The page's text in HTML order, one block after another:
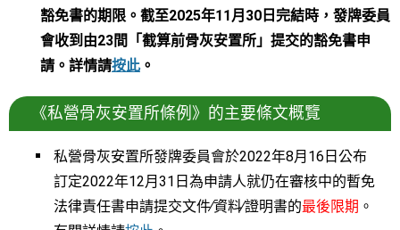
其他多媒體資訊
私營骨灰安置所事務
辦事處
查詢、建議或投訴
申請通告及申請摘
要
記冊
進行「訂明骨灰處
置程序」的指引
豁免書的期限。截至2025年11月30日完結時，發牌委員
會收到由23間「截算前骨灰安置所」提交的豁免書申
請。詳情請按此。
《私營骨灰安置所條例》的主要條文概覽
私營骨灰安置所發牌委員會於2022年8月16日公布
訂定2022年12月31日為申請人就仍在審核中的暫免
法律責任書申請提交文件∕資料∕證明書的最後限期 。